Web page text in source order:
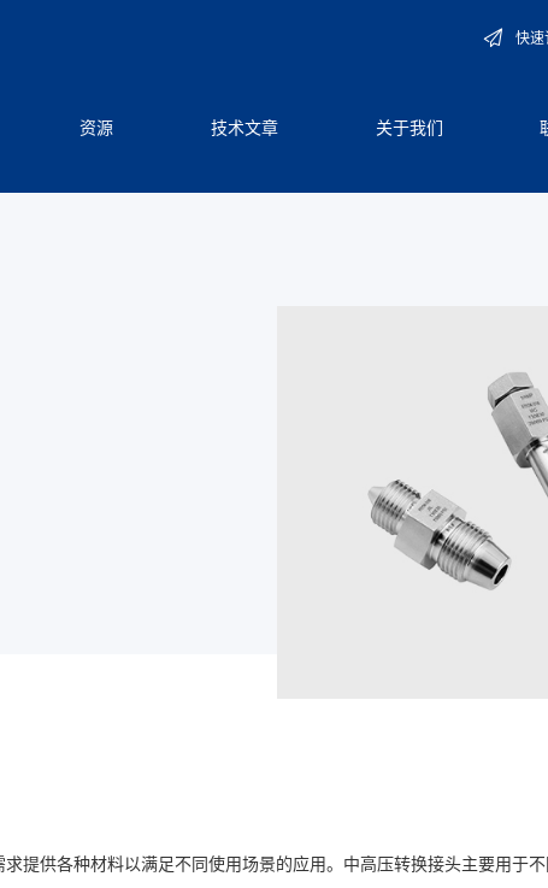
快速
资源 技术文章 关于我们
提供各种材料以满足不同使用场景的应用。中高压转换接头主要用于